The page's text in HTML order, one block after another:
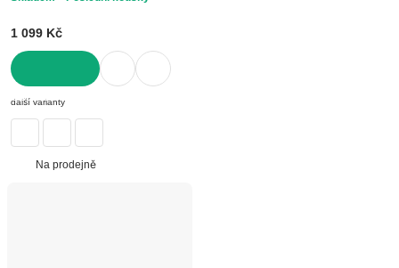
1 099 Kč
DO KOŠÍKU
další varianty
Na prodejně